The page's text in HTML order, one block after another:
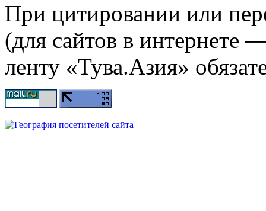
При цитировании или
(для сайтов в интернете
ленту «Тува.Азия»